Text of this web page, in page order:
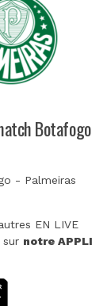
Botafogo
- Palmeiras
EN LIVE
notre APPLI